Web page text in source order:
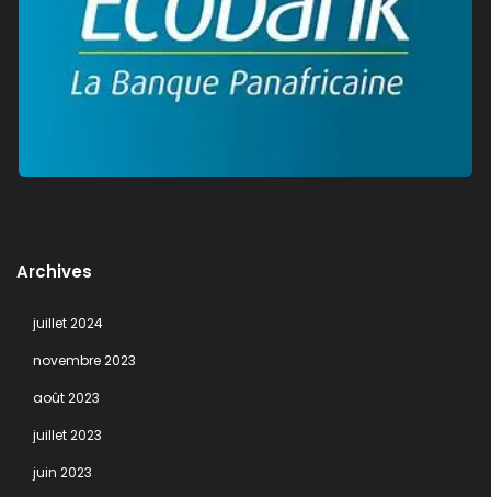
Archives
juillet 2024
novembre 2023
août 2023
juillet 2023
juin 2023